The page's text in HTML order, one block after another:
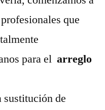
que
para el arreglo
sustitución de